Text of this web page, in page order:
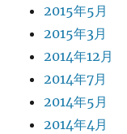
2015年5月
2015年3月
2014年12月
2014年7月
2014年5月
2014年4月